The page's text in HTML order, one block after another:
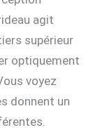
agit
supérieur
optiquement
voyez
donnent un